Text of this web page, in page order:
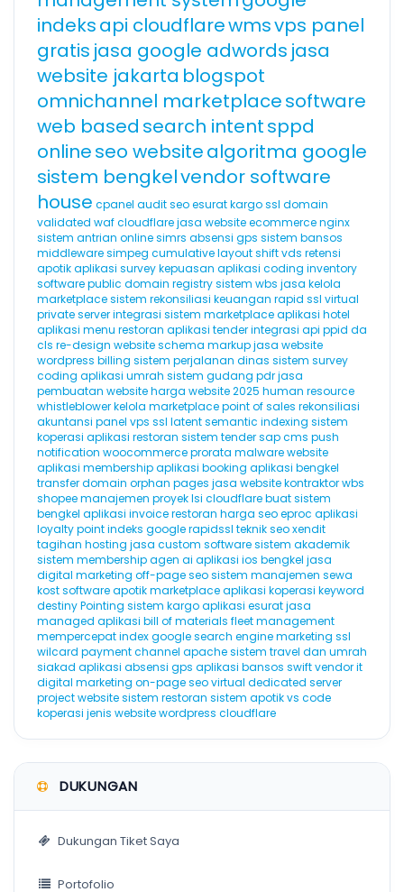
indeksapi cloudflarewmsvps panel
gratis jasa google adwords jasa
website jakarta blogspot
omnichannel marketplacesoftware
web based search intentsppd
onlineseo websitealgoritma google
sistem bengkelvendor software
house cpanel audit seoesuratkargossl domain
validated waf cloudflarejasa website ecommercenginx
sistem antrian onlinesimrs absensi gps sistem bansos
middlewaresimpeg cumulative layout shiftvds retensi
apotikaplikasi survey kepuasan aplikasi coding inventory
softwarepublic domain registrysistem wbs jasa kelola
marketplacesistem rekonsiliasi keuangan rapid ssl virtual
private serverintegrasi sistem marketplaceaplikasi hotel
aplikasi menu restoran aplikasi tenderintegrasi api ppid da
cls re-design websiteschema markupjasa website
wordpress billing sistem perjalanan dinas sistem survey
coding aplikasi umrah sistem gudang pdrjasa
pembuatan websiteharga website 2025 human resource
whistleblowerkelola marketplacepoint of sales rekonsiliasi
akuntansi panel vps ssl latent semantic indexing sistem
koperasi aplikasi restoran sistem tendersapcms push
notification woocommerceprorata malware website
aplikasi membershipaplikasi booking aplikasi bengkel
transfer domain orphan pages jasa website kontraktorwbs
shopeemanajemen proyeklsi cloudflarebuat sistem
bengkel aplikasi invoicerestoran harga seoeproc aplikasi
loyalty pointindeks googlerapidssl teknik seoxendit
tagihan hosting jasa custom softwaresistem akademik
sistem membershipagen ai aplikasi ios bengkel jasa
digital marketing off-page seosistem manajemen sewa
kostsoftware apotikmarketplaceaplikasi koperasi keyword
destinyPointing sistem kargoaplikasi esuratjasa
managed aplikasi bill of materials fleet management
mempercepat index googlesearch engine marketing ssl
wilcard payment channel apachesistem travel dan umrah
siakad aplikasi absensi gps aplikasi bansos swiftvendor it
digital marketing on-page seovirtual dedicated server
project websitesistem restoran sistem apotikvs code
koperasi jenis websitewordpress cloudflare
DUKUNGAN
Dukungan Tiket Saya
Portofolio